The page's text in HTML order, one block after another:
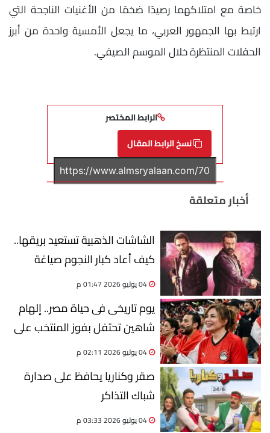
خاصة مع امتلاكهما رصيدًا ضخمًا من الأغنيات الناجحة التي
ارتبط بها الجمهور العربي، ما يجعل الأمسية واحدة من أبرز
الحفلات المنتظرة خلال الموسم الصيفي.
الرابط المختصر
نسخ الرابط المقال
أخبار متعلقة
الشاشات الذهبية تستعيد بريقها..
كيف أعاد كبار النجوم صياغة
خريطة السينما المصرية
04 يوليو 2026 01:47 م
يوم تاريخى فى حياة مصر.. إلهام
شاهين تحتفل بفوز المنتخب على
استراليا
04 يوليو 2026 02:11 م
صقر وكناريا يحافظ على صدارة
شباك التذاكر
04 يوليو 2026 03:33 م